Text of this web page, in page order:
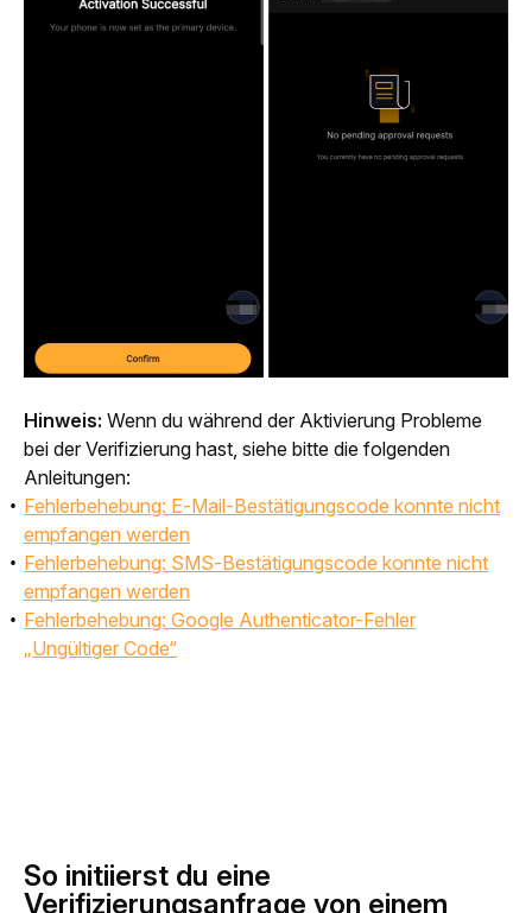
Hinweis: Wenn du während der Aktivierung Probleme
bei der Verifizierung hast, siehe bitte die folgenden
Anleitungen:
Fehlerbehebung: E-Mail-Bestätigungscode konnte nicht
empfangen werden
Fehlerbehebung: SMS-Bestätigungscode konnte nicht
empfangen werden
Fehlerbehebung: Google Authenticator-Fehler
„Ungültiger Code“
So initiierst du eine
Verifizierungsanfrage von einem